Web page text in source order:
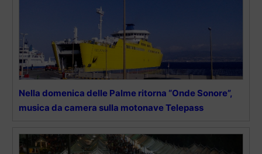
Nella domenica delle Palme ritorna “Onde Sonore”,
musica da camera sulla motonave Telepass